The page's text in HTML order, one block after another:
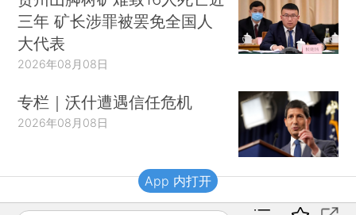
三年 矿长涉罪被罢免全国人
大代表
2026年08月08日
专栏｜沃什遭遇信任危机
2026年08月08日
App 内打开